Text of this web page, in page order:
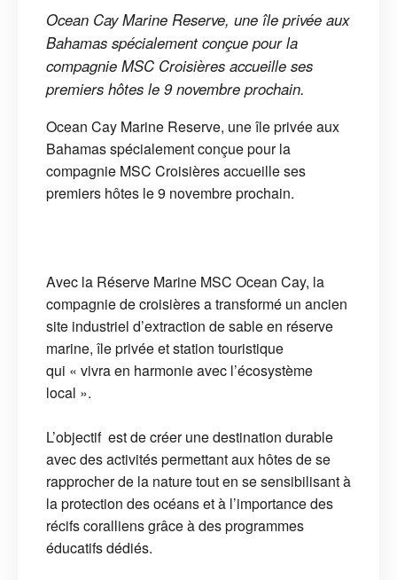
Ocean Cay Marine Reserve, une île privée aux
Bahamas spécialement conçue pour la
compagnie MSC Croisières accueille ses
premiers hôtes le 9 novembre prochain.
Ocean Cay Marine Reserve, une île privée aux
Bahamas spécialement conçue pour la
compagnie MSC Croisières accueille ses
premiers hôtes le 9 novembre prochain.
Avec la Réserve Marine MSC Ocean Cay, la
compagnie de croisières a transformé un ancien
site industriel d’extraction de sable en réserve
marine, île privée et station touristique
qui « vivra en harmonie avec l’écosystème
local ».
L’objectif est de créer une destination durable
avec des activités permettant aux hôtes de se
rapprocher de la nature tout en se sensibilisant à
la protection des océans et à l’importance des
récifs coralliens grâce à des programmes
éducatifs dédiés.